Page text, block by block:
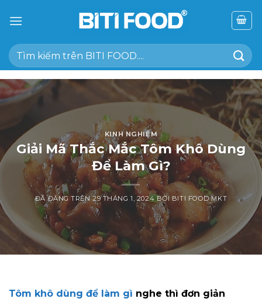
đến
dung
Tìm
kiếm:
KINH NGHIỆM
Giải Mã Thắc Mắc Tôm Khô Dùng
Để Làm Gì?
ĐÃ ĐĂNG TRÊN29 THÁNG 1, 2024 BỞI BITI FOOD MKT
Tôm khô dùng để làm gì nghe thì đơn giản